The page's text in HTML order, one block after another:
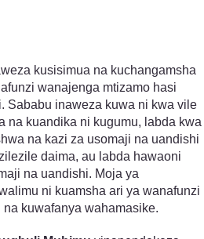
kusisimua na kuchangamsha
wanajenga mtizamo hasi
Sababu inaweza kuwa ni kwa vile
na kuandika ni kugumu, labda kwa
na kazi za usomaji na uandishi
daima, au labda hawaoni
na uandishi. Moja ya
ni kuamsha ari ya wanafunzi
kuwafanya wahamasike.